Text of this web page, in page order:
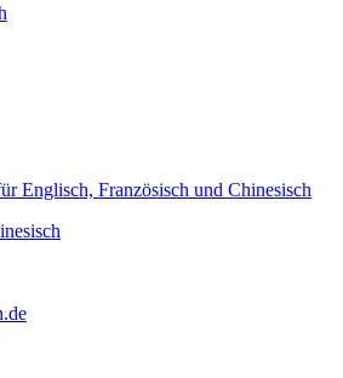
Englisch, Französisch und Chinesisch